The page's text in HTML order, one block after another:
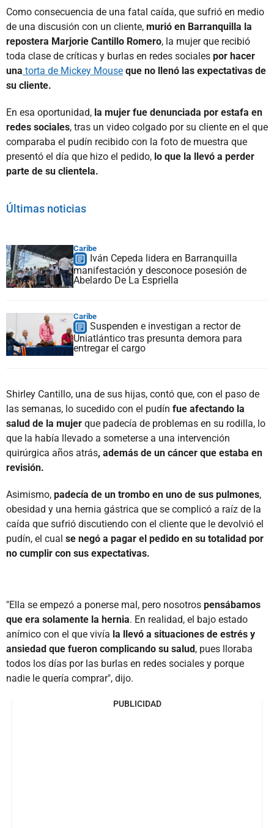
Como consecuencia de una fatal caída, que sufrió en medio
de una discusión con un cliente, murió en Barranquilla la
repostera Marjorie Cantillo Romero, la mujer que recibió
toda clase de críticas y burlas en redes sociales por hacer
una torta de Mickey Mouse que no llenó las expectativas de
su cliente.
En esa oportunidad, la mujer fue denunciada por estafa en
redes sociales, tras un video colgado por su cliente en el que
comparaba el pudín recibido con la foto de muestra que
presentó el día que hizo el pedido, lo que la llevó a perder
parte de su clientela.
Últimas noticias
Caribe
Iván Cepeda lidera en Barranquilla
manifestación y desconoce posesión de
Abelardo De La Espriella
Caribe
Suspenden e investigan a rector de
Uniatlántico tras presunta demora para
entregar el cargo
Shirley Cantillo, una de sus hijas, contó que, con el paso de
las semanas, lo sucedido con el pudín fue afectando la
salud de la mujer que padecía de problemas en su rodilla, lo
que la había llevado a someterse a una intervención
quirúrgica años atrás, además de un cáncer que estaba en
revisión.
Asimismo, padecía de un trombo en uno de sus pulmones,
obesidad y una hernia gástrica que se complicó a raíz de la
caída que sufrió discutiendo con el cliente que le devolvió el
pudín, el cual se negó a pagar el pedido en su totalidad por
no cumplir con sus expectativas.
"Ella se empezó a ponerse mal, pero nosotros pensábamos
que era solamente la hernia. En realidad, el bajo estado
anímico con el que vivía la llevó a situaciones de estrés y
ansiedad que fueron complicando su salud, pues lloraba
todos los días por las burlas en redes sociales y porque
nadie le quería comprar", dijo.
PUBLICIDAD